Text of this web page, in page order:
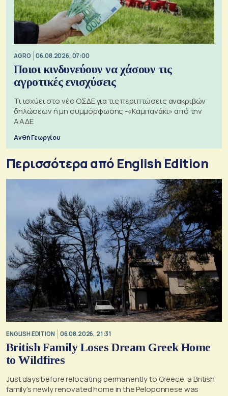
AGRO 06.08.2026, 07:00
Ποιοι κινδυνεύουν να χάσουν τις
αγροτικές ενισχύσεις
Τι ισχύει στο νέο ΟΣΔΕ για τις περιπτώσεις ανακριβών
δηλώσεων ή μη συμμόρφωσης -«Καμπανάκι» από την
ΑΑΔΕ
Ανθή Γεωργίου
Περισσότερα από English Edition
ENGLISH EDITION 06.08.2026, 21:31
British Family Loses Dream Greek Home
to Wildfires
Just days before relocating permanently to Greece, a British
family's newly renovated home in the Peloponnese was